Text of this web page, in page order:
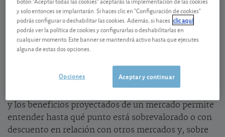
indica que serían necesarios 20 años de beneficios
para "igualar" el precio actual de la acción. Cuanto
más elevado sea el PER, mayor es la valorización
implícita y mayor la anticipación de crecimiento
futuro de los beneficios.
La misma lógica del PER de las empresas se aplica a
y los beneficios proyectados de un mercado permite
entender hasta qué punto está sobrevalorado o con
descuento en relación con otros mercados y, sobre
y solo entonces se implantarán. Si haces clic en "Configuración de cookies"
podrás configurar o deshabilitar las cookies. Además, si haces clic aquí
podrás ver la política de cookies y configurarlas o deshabilitarlas en
cualquier momento. Este banner se mantendrá activo hasta que ejecutes
alguna de estas dos opciones.
Aceptar y continuar
Opciones